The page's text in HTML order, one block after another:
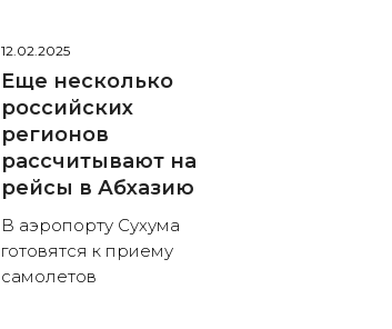
12.02.2025
Еще несколько
российских
регионов
рассчитывают на
рейсы в Абхазию
В аэропорту Сухума
готовятся к приему
самолетов